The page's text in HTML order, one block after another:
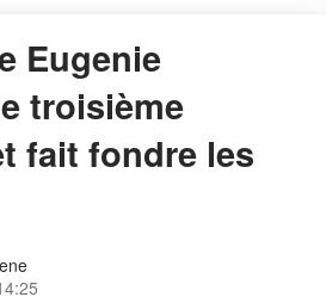
Eugenie
troisième
fait fondre les